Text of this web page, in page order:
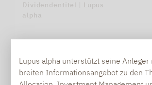
Lupus alpha unterstützt seine
breiten Informationsangebot zu den
Dividendentitel | Lupus
alpha